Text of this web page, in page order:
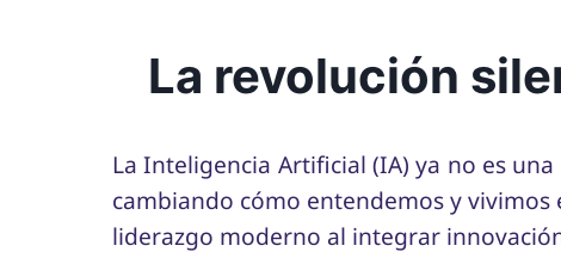
La revolución
La Inteligencia Artificial (IA) ya no es
cambiando cómo entendemos y
liderazgo moderno al integrar